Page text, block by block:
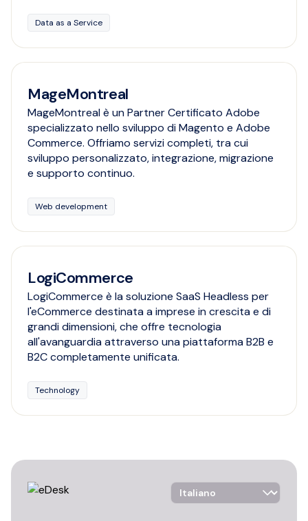
Data as a Service
MageMontreal
MageMontreal è un Partner Certificato Adobe
specializzato nello sviluppo di Magento e Adobe
Commerce. Offriamo servizi completi, tra cui
sviluppo personalizzato, integrazione, migrazione
e supporto continuo.
Web development
LogiCommerce
LogiCommerce è la soluzione SaaS Headless per
l'eCommerce destinata a imprese in crescita e di
grandi dimensioni, che offre tecnologia
all'avanguardia attraverso una piattaforma B2B e
B2C completamente unificata.
Technology
Language Selector